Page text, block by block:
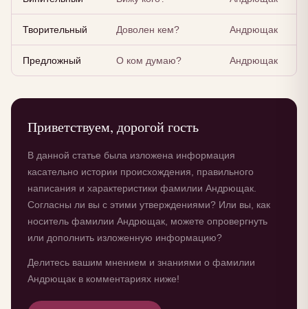
Творительный Доволен кем? Андрющак
Предложный О ком думаю? Андрющак
Приветствуем, дорогой гость
В данной статье была изложена информация
касательно истории происхождения, правильного
написания и характеристики фамилии Андрющак.
Согласны ли вы с этими утверждениями? Или вы, как
носитель фамилии Андрющак, можете опровергнуть
или дополнить изложенную информацию?
Делитесь вашим мнением и знаниями о фамилии
Андрющак в комментариях ниже!